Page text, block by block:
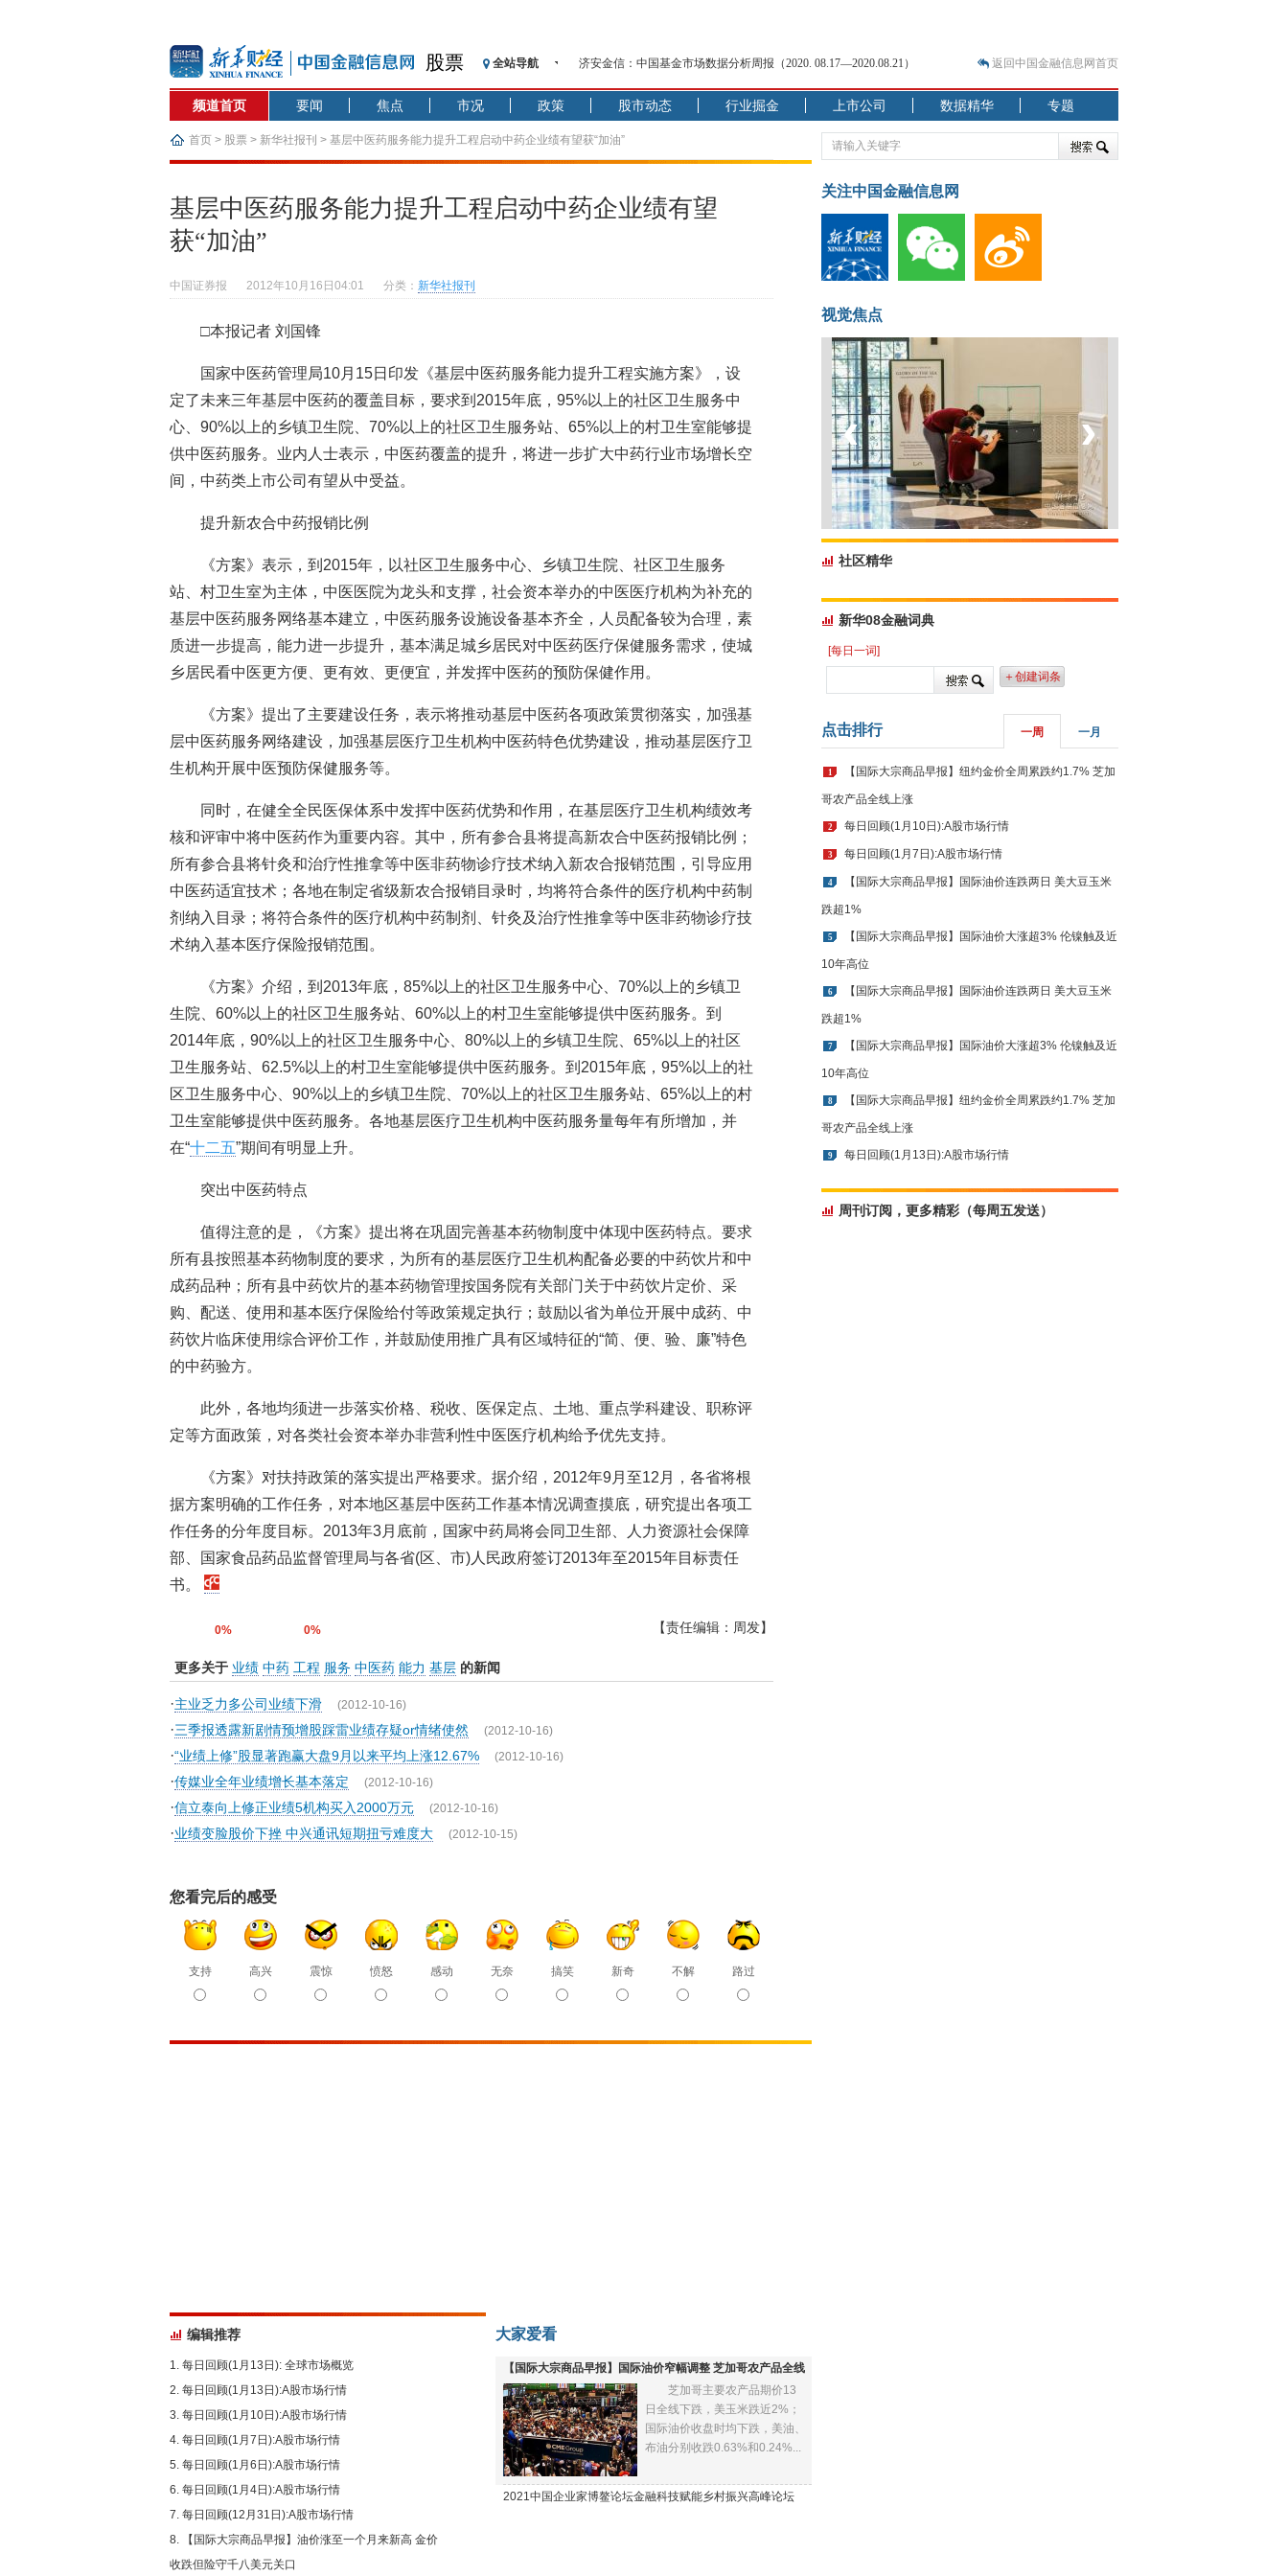
股票 全站导航
济安金信：中国基金市场数据分析周报（2020. 08.17—2020.08.21）
【见·闻】疫情下，新加坡旅游业步履维艰
记者手记：疫情下的香港零售业如何浴火重生？
【见·闻】疫情下一家香港传统零售商的转型突围之旅
济安金信：中国基金市场数据分析周报（2020. 07.27—2020.07.31）
【新华财经调查】同业存单、结构性存款玩起“跷跷板” 结构性失衡藏
在“隐秘的角落”
央行公开市场净投放300亿元 短端资金利率明显下行
基本面及股市双轮冲击 债市回调十年期债表现最弱
恒生聚源：北斗收官之星发射成功，全产业链解析
返回中国金融信息网首页
频道首页 要闻 焦点 市况 政策 股市动态 行业掘金 上市公司 数据精华 专题
首页 > 股票 > 新华社报刊 > 基层中医药服务能力提升工程启动中药企业绩有望获“加油”
基层中医药服务能力提升工程启动中药企业绩有望
获“加油”
中国证券报 2012年10月16日04:01 分类： 新华社报刊
□本报记者 刘国锋
国家中医药管理局10月15日印发《基层中医药服务能力提升工程实施方案》，设
定了未来三年基层中医药的覆盖目标，要求到2015年底，95%以上的社区卫生服务中
心、90%以上的乡镇卫生院、70%以上的社区卫生服务站、65%以上的村卫生室能够提
供中医药服务。业内人士表示，中医药覆盖的提升，将进一步扩大中药行业市场增长空
间，中药类上市公司有望从中受益。
提升新农合中药报销比例
《方案》表示，到2015年，以社区卫生服务中心、乡镇卫生院、社区卫生服务
站、村卫生室为主体，中医医院为龙头和支撑，社会资本举办的中医医疗机构为补充的
基层中医药服务网络基本建立，中医药服务设施设备基本齐全，人员配备较为合理，素
质进一步提高，能力进一步提升，基本满足城乡居民对中医药医疗保健服务需求，使城
乡居民看中医更方便、更有效、更便宜，并发挥中医药的预防保健作用。
《方案》提出了主要建设任务，表示将推动基层中医药各项政策贯彻落实，加强基
层中医药服务网络建设，加强基层医疗卫生机构中医药特色优势建设，推动基层医疗卫
生机构开展中医预防保健服务等。
同时，在健全全民医保体系中发挥中医药优势和作用，在基层医疗卫生机构绩效考
核和评审中将中医药作为重要内容。其中，所有参合县将提高新农合中医药报销比例；
所有参合县将针灸和治疗性推拿等中医非药物诊疗技术纳入新农合报销范围，引导应用
中医药适宜技术；各地在制定省级新农合报销目录时，均将符合条件的医疗机构中药制
剂纳入目录；将符合条件的医疗机构中药制剂、针灸及治疗性推拿等中医非药物诊疗技
术纳入基本医疗保险报销范围。
《方案》介绍，到2013年底，85%以上的社区卫生服务中心、70%以上的乡镇卫
生院、60%以上的社区卫生服务站、60%以上的村卫生室能够提供中医药服务。到
2014年底，90%以上的社区卫生服务中心、80%以上的乡镇卫生院、65%以上的社区
卫生服务站、62.5%以上的村卫生室能够提供中医药服务。到2015年底，95%以上的社
区卫生服务中心、90%以上的乡镇卫生院、70%以上的社区卫生服务站、65%以上的村
卫生室能够提供中医药服务。各地基层医疗卫生机构中医药服务量每年有所增加，并
在“十二五”期间有明显上升。
突出中医药特点
值得注意的是，《方案》提出将在巩固完善基本药物制度中体现中医药特点。要求
所有县按照基本药物制度的要求，为所有的基层医疗卫生机构配备必要的中药饮片和中
成药品种；所有县中药饮片的基本药物管理按国务院有关部门关于中药饮片定价、采
购、配送、使用和基本医疗保险给付等政策规定执行；鼓励以省为单位开展中成药、中
药饮片临床使用综合评价工作，并鼓励使用推广具有区域特征的“简、便、验、廉”特色
的中药验方。
此外，各地均须进一步落实价格、税收、医保定点、土地、重点学科建设、职称评
定等方面政策，对各类社会资本举办非营利性中医医疗机构给予优先支持。
《方案》对扶持政策的落实提出严格要求。据介绍，2012年9月至12月，各省将根
据方案明确的工作任务，对本地区基层中医药工作基本情况调查摸底，研究提出各项工
作任务的分年度目标。2013年3月底前，国家中药局将会同卫生部、人力资源社会保障
部、国家食品药品监督管理局与各省(区、市)人民政府签订2013年至2015年目标责任
书。
0% 0% 【责任编辑：周发】
更多关于 业绩 中药 工程 服务 中医药 能力 基层 的新闻
·主业乏力多公司业绩下滑 (2012-10-16)
·三季报透露新剧情预增股踩雷业绩存疑or情绪使然 (2012-10-16)
·“业绩上修”股显著跑赢大盘9月以来平均上涨12.67% (2012-10-16)
·传媒业全年业绩增长基本落定 (2012-10-16)
·信立泰向上修正业绩5机构买入2000万元 (2012-10-16)
·业绩变脸股价下挫 中兴通讯短期扭亏难度大 (2012-10-15)
您看完后的感受
支持 高兴 震惊 愤怒 感动 无奈 搞笑 新奇 不解 路过
编辑推荐
每日回顾(1月13日): 全球市场概览
每日回顾(1月13日):A股市场行情
每日回顾(1月10日):A股市场行情
每日回顾(1月7日):A股市场行情
每日回顾(1月6日):A股市场行情
每日回顾(1月4日):A股市场行情
每日回顾(12月31日):A股市场行情
【国际大宗商品早报】油价涨至一个月来新高 金价
收跌但险守千八美元关口
大家爱看
【国际大宗商品早报】国际油价窄幅调整 芝加哥农产品全线
下跌
芝加哥主要农产品期价13
日全线下跌，美玉米跌近2%；
国际油价收盘时均下跌，美油、
布油分别收跌0.63%和0.24%...
2021中国企业家博鳌论坛金融科技赋能乡村振兴高峰论坛
关注中国金融信息网
视觉焦点
坐上火车看老挝
‹ ›
社区精华
新华08金融词典
[每日一词]
＋创建词条
点击排行 一周 一月
1 【国际大宗商品早报】纽约金价全周累跌约1.7% 芝加
哥农产品全线上涨
2 每日回顾(1月10日):A股市场行情
3 每日回顾(1月7日):A股市场行情
4 【国际大宗商品早报】国际油价连跌两日 美大豆玉米
跌超1%
5 【国际大宗商品早报】国际油价大涨超3% 伦镍触及近
10年高位
6 【国际大宗商品早报】国际油价连跌两日 美大豆玉米
跌超1%
7 【国际大宗商品早报】国际油价大涨超3% 伦镍触及近
10年高位
8 【国际大宗商品早报】纽约金价全周累跌约1.7% 芝加
哥农产品全线上涨
9 每日回顾(1月13日):A股市场行情
周刊订阅，更多精彩（每周五发送）